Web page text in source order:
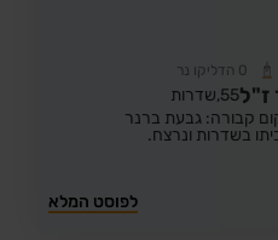
0 הדליקו נר
ז"ל55, שדרות
קבורה: גבעת ברנר
בשדרות ונרצח.
לפוסט המלא